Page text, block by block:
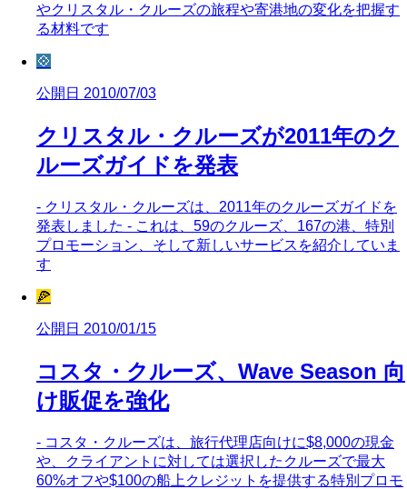
やクリスタル・クルーズの旅程や寄港地の変化を把握す
る材料です
💠
公開日 2010/07/03
クリスタル・クルーズが2011年のク
ルーズガイドを発表
- クリスタル・クルーズは、2011年のクルーズガイドを
発表しました - これは、59のクルーズ、167の港、特別
プロモーション、そして新しいサービスを紹介していま
す
🍕
公開日 2010/01/15
コスタ・クルーズ、Wave Season 向
け販促を強化
- コスタ・クルーズは、旅行代理店向けに$8,000の現金
や、クライアントに対しては選択したクルーズで最大
60%オフや$100の船上クレジットを提供する特別プロモ